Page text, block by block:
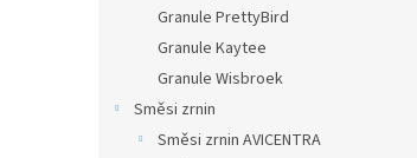
Granule PrettyBird
Granule Kaytee
Granule Wisbroek
Směsi zrnin
Směsi zrnin AVICENTRA